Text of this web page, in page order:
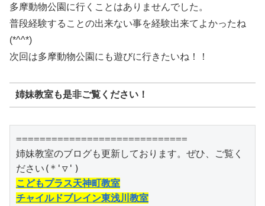
多摩動物公園に行くことはありませんでした。
普段経験することの出来ない事を経験出来てよかったね
(*^^*)
次回は多摩動物公園にも遊びに行きたいね！！
姉妹教室も是非ご覧ください！
=============================
姉妹教室のブログも更新しております。ぜひ、ご覧く
こどもプラス天神町教室
チャイルドブレイン東浅川教室